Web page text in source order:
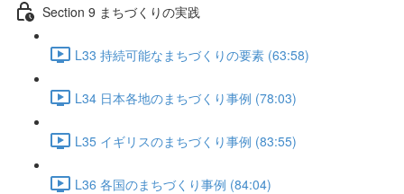
Section 9 まちづくりの実践
L33 持続可能なまちづくりの要素 (63:58)
L34 日本各地のまちづくり事例 (78:03)
L35 イギリスのまちづくり事例 (83:55)
L36 各国のまちづくり事例 (84:04)